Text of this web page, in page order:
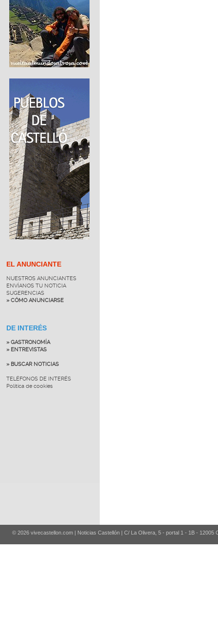
EL ANUNCIANTE
NUESTROS ANUNCIANTES
ENVÍANOS TU NOTICIA
SUGERENCIAS
» CÓMO ANUNCIARSE
DE INTERÉS
» GASTRONOMÍA
» ENTREVISTAS
» BUSCAR NOTICIAS
TELÉFONOS DE INTERÉS
Política de cookies
© 2026 vivecastellon.com | Noticias Castellón | C/ La Olivera, 5 - portal 1 - 1B - 12005